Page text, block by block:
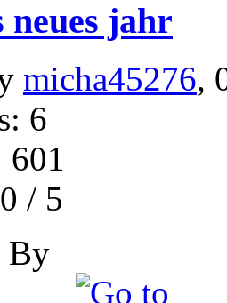
neues jahr
micha45276,
6
601
/ 5
By